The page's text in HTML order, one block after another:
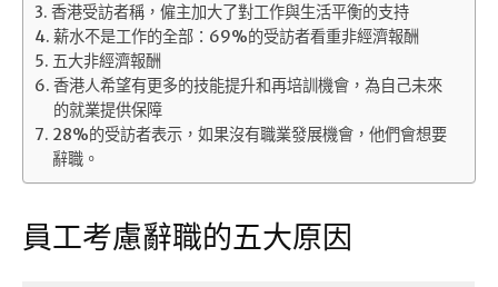
香港受訪者稱，僱主加大了對工作與生活平衡的支持
薪水不是工作的全部：69%的受訪者看重非經濟報酬
五大非經濟報酬
香港人希望有更多的技能提升和再培訓機會，為自己未來
的就業提供保障
28%的受訪者表示，如果沒有職業發展機會，他們會想要
辭職。
員工考慮辭職的五大原因